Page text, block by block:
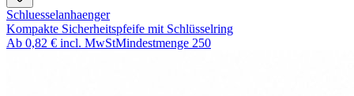
Schluesselanhaenger
Kompakte Sicherheitspfeife mit Schlüsselring
Ab 0,82 € incl. MwStMindestmenge 250